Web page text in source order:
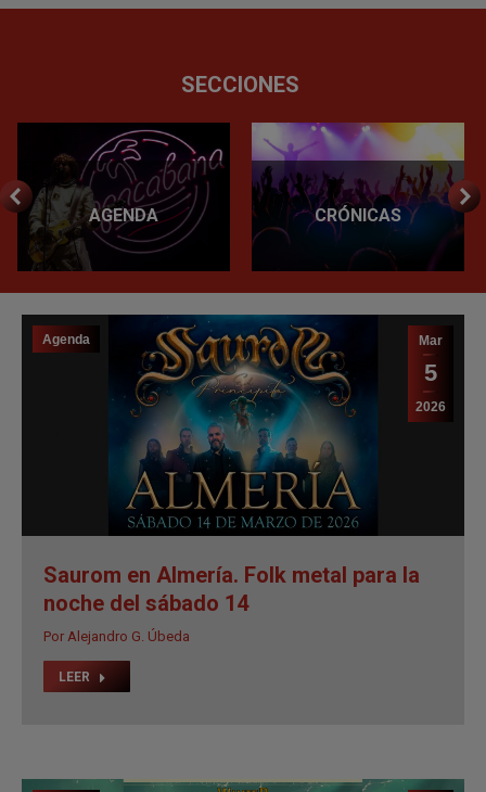
SECCIONES
AGENDA CRÓNICAS
Mar
5
2026
Agenda
Saurom en Almería. Folk metal para la
noche del sábado 14
Por Alejandro G. Úbeda
LEER